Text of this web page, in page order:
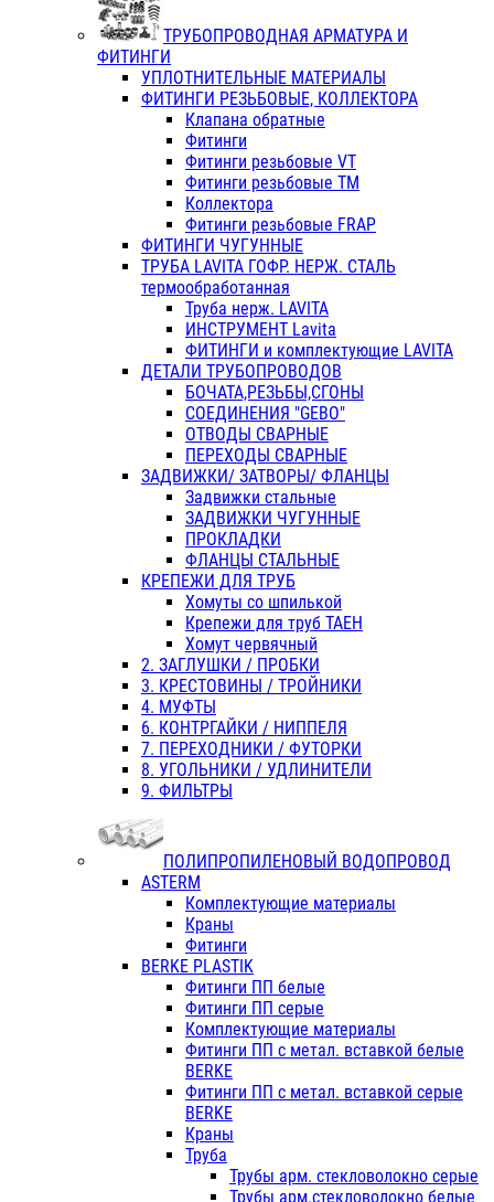
ТРУБОПРОВОДНАЯ АРМАТУРА И
ФИТИНГИ
УПЛОТНИТЕЛЬНЫЕ МАТЕРИАЛЫ
ФИТИНГИ РЕЗЬБОВЫЕ, КОЛЛЕКТОРА
Клапана обратные
Фитинги
Фитинги резьбовые VT
Фитинги резьбовые ТМ
Коллектора
Фитинги резьбовые FRAP
ФИТИНГИ ЧУГУННЫЕ
ТРУБА LAVITA ГОФР. НЕРЖ. СТАЛЬ
термообработанная
Труба нерж. LAVITA
ИНСТРУМЕНТ Lavita
ФИТИНГИ и комплектующие LAVITA
ДЕТАЛИ ТРУБОПРОВОДОВ
БОЧАТА,РЕЗЬБЫ,СГОНЫ
СОЕДИНЕНИЯ "GEBO"
ОТВОДЫ СВАРНЫЕ
ПЕРЕХОДЫ СВАРНЫЕ
ЗАДВИЖКИ/ ЗАТВОРЫ/ ФЛАНЦЫ
Задвижки стальные
ЗАДВИЖКИ ЧУГУННЫЕ
ПРОКЛАДКИ
ФЛАНЦЫ СТАЛЬНЫЕ
КРЕПЕЖИ ДЛЯ ТРУБ
Хомуты со шпилькой
Крепежи для труб ТАЕН
Хомут червячный
2. ЗАГЛУШКИ / ПРОБКИ
3. КРЕСТОВИНЫ / ТРОЙНИКИ
4. МУФТЫ
6. КОНТРГАЙКИ / НИППЕЛЯ
7. ПЕРЕХОДНИКИ / ФУТОРКИ
8. УГОЛЬНИКИ / УДЛИНИТЕЛИ
9. ФИЛЬТРЫ
ПОЛИПРОПИЛЕНОВЫЙ ВОДОПРОВОД
ASTERM
Комплектующие материалы
Краны
Фитинги
BERKE PLASTIK
Фитинги ПП белые
Фитинги ПП серые
Комплектующие материалы
Фитинги ПП с метал. вставкой белые
BERKE
Фитинги ПП с метал. вставкой серые
BERKE
Краны
Труба
Трубы арм. стекловолокно серые
Трубы арм.стекловолокно белые